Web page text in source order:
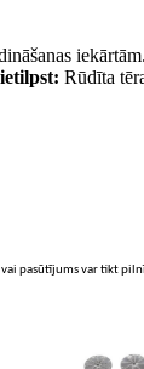
Rūdīta
pasūtījums var tikt